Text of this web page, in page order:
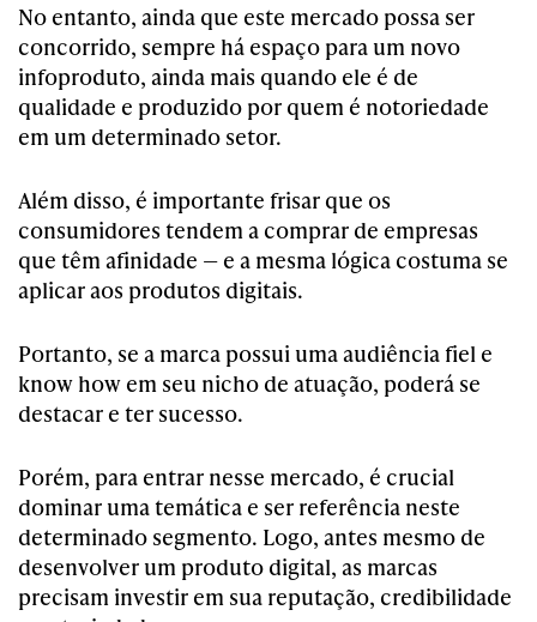
No entanto, ainda que este mercado possa ser
concorrido, sempre há espaço para um novo
infoproduto, ainda mais quando ele é de
qualidade e produzido por quem é notoriedade
em um determinado setor.
Além disso, é importante frisar que os
consumidores tendem a comprar de empresas
que têm afinidade — e a mesma lógica costuma se
aplicar aos produtos digitais.
Portanto, se a marca possui uma audiência fiel e
know how em seu nicho de atuação, poderá se
destacar e ter sucesso.
Porém, para entrar nesse mercado, é crucial
dominar uma temática e ser referência neste
determinado segmento. Logo, antes mesmo de
desenvolver um produto digital, as marcas
precisam investir em sua reputação, credibilidade